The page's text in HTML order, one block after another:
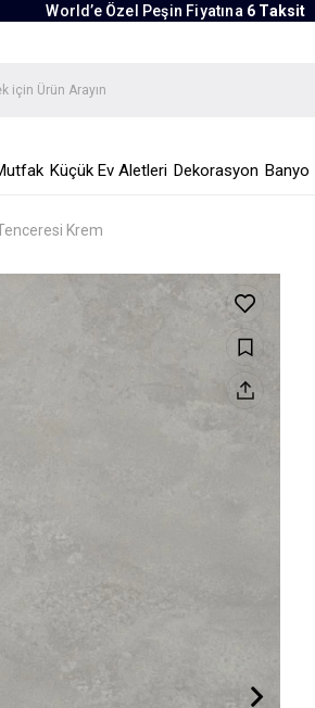
World’e Özel Peşin Fiyatına 6 Taksit
Küçük Ev Aletleri Dekorasyon Banyo
Krem